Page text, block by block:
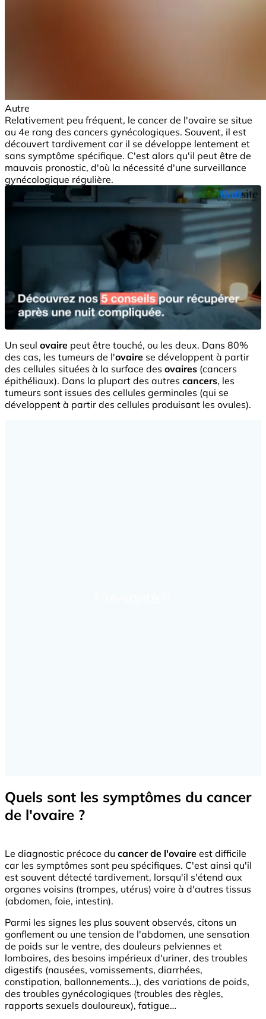
Autre
Relativement peu fréquent, le cancer de l'ovaire se situe
au 4e rang des cancers gynécologiques. Souvent, il est
découvert tardivement car il se développe lentement et
sans symptôme spécifique. C'est alors qu'il peut être de
mauvais pronostic, d'où la nécessité d'une surveillance
gynécologique régulière.
Un seul ovaire peut être touché, ou les deux. Dans 80%
des cas, les tumeurs de l'ovaire se développent à partir
des cellules situées à la surface des ovaires (cancers
épithéliaux). Dans la plupart des autres cancers, les
tumeurs sont issues des cellules germinales (qui se
développent à partir des cellules produisant les ovules).
Quels sont les symptômes du cancer
de l'ovaire ?
Le diagnostic précoce du cancer de l'ovaire est difficile
car les symptômes sont peu spécifiques. C'est ainsi qu'il
est souvent détecté tardivement, lorsqu'il s'étend aux
organes voisins (trompes, utérus) voire à d'autres tissus
(abdomen, foie, intestin).
Parmi les signes les plus souvent observés, citons un
gonflement ou une tension de l'abdomen, une sensation
de poids sur le ventre, des douleurs pelviennes et
lombaires, des besoins impérieux d'uriner, des troubles
digestifs (nausées, vomissements, diarrhées,
constipation, ballonnements…), des variations de poids,
des troubles gynécologiques (troubles des règles,
rapports sexuels douloureux), fatigue…